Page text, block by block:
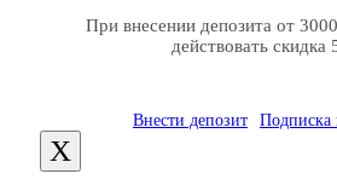
При внесении депозита от
действовать скидка
Внести депозит Подписка
X